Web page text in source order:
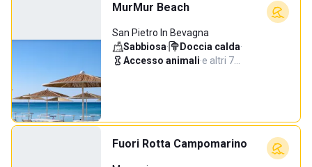
MurMur Beach
San Pietro In Bevagna
Sabbiosa· Doccia calda·
Accesso animali·e altri 7…
Fuori Rotta Campomarino